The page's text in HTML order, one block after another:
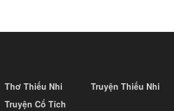
Thơ Thiếu Nhi
Truyện Cổ Tích
Truyện Thiếu Nhi